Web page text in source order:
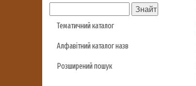
Тематичний каталог
Алфавітний каталог назв
Розширений пошук